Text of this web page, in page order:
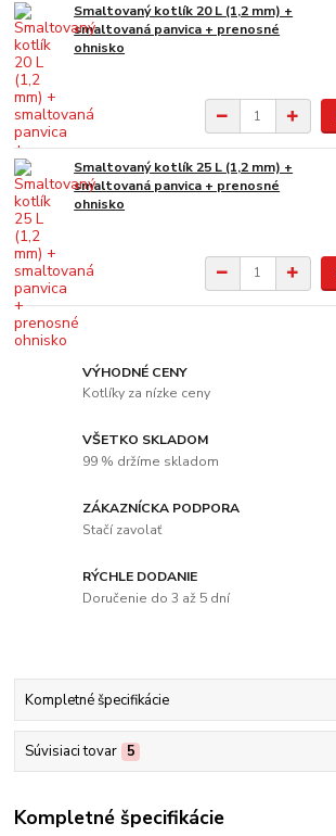
Smaltovaný kotlík 20 L (1,2 mm) +
smaltovaná panvica + prenosné
ohnisko
Smaltovaný kotlík 25 L (1,2 mm) +
smaltovaná panvica + prenosné
ohnisko
VÝHODNÉ CENY
Kotlíky za nízke ceny
VŠETKO SKLADOM
99 % držíme skladom
ZÁKAZNÍCKA PODPORA
Stačí zavolať
RÝCHLE DODANIE
Doručenie do 3 až 5 dní
Kompletné špecifikácie
Súvisiaci tovar 5
Kompletné špecifikácie